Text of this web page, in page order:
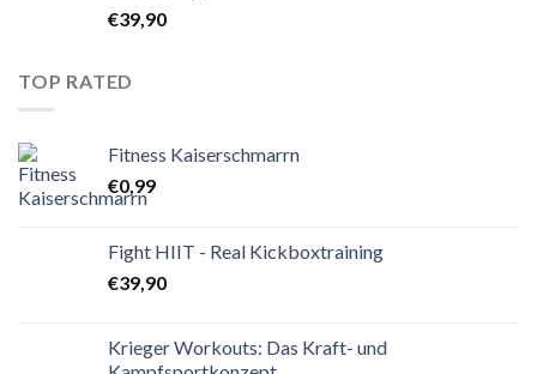
€39,90
TOP RATED
Fitness Kaiserschmarrn
€0,99
Fight HIIT - Real Kickboxtraining
€39,90
Krieger Workouts: Das Kraft- und